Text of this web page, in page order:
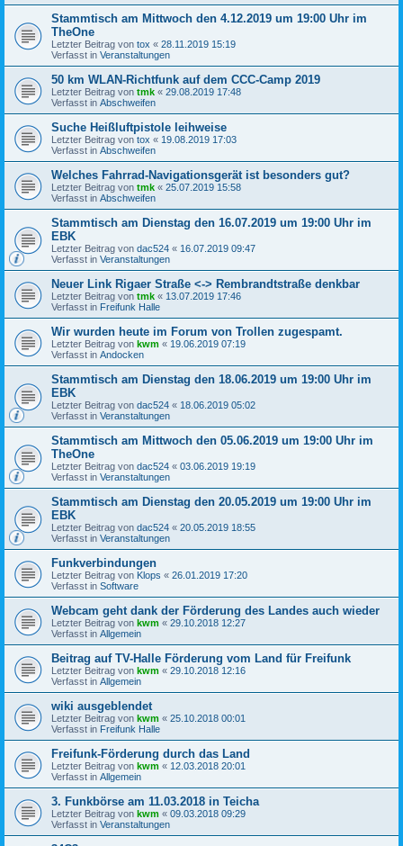
Stammtisch am Mittwoch den 4.12.2019 um 19:00 Uhr im
TheOne
Letzter Beitrag von tox « 28.11.2019 15:19
Verfasst in Veranstaltungen
50 km WLAN-Richtfunk auf dem CCC-Camp 2019
Letzter Beitrag von tmk « 29.08.2019 17:48
Verfasst in Abschweifen
Suche Heißluftpistole leihweise
Letzter Beitrag von tox « 19.08.2019 17:03
Verfasst in Abschweifen
Welches Fahrrad-Navigationsgerät ist besonders gut?
Letzter Beitrag von tmk « 25.07.2019 15:58
Verfasst in Abschweifen
Stammtisch am Dienstag den 16.07.2019 um 19:00 Uhr im
EBK
Letzter Beitrag von dac524 « 16.07.2019 09:47
Verfasst in Veranstaltungen
Neuer Link Rigaer Straße <-> Rembrandtstraße denkbar
Letzter Beitrag von tmk « 13.07.2019 17:46
Verfasst in Freifunk Halle
Wir wurden heute im Forum von Trollen zugespamt.
Letzter Beitrag von kwm « 19.06.2019 07:19
Verfasst in Andocken
Stammtisch am Dienstag den 18.06.2019 um 19:00 Uhr im
EBK
Letzter Beitrag von dac524 « 18.06.2019 05:02
Verfasst in Veranstaltungen
Stammtisch am Mittwoch den 05.06.2019 um 19:00 Uhr im
TheOne
Letzter Beitrag von dac524 « 03.06.2019 19:19
Verfasst in Veranstaltungen
Stammtisch am Dienstag den 20.05.2019 um 19:00 Uhr im
EBK
Letzter Beitrag von dac524 « 20.05.2019 18:55
Verfasst in Veranstaltungen
Funkverbindungen
Letzter Beitrag von Klops « 26.01.2019 17:20
Verfasst in Software
Webcam geht dank der Förderung des Landes auch wieder
Letzter Beitrag von kwm « 29.10.2018 12:27
Verfasst in Allgemein
Beitrag auf TV-Halle Förderung vom Land für Freifunk
Letzter Beitrag von kwm « 29.10.2018 12:16
Verfasst in Allgemein
wiki ausgeblendet
Letzter Beitrag von kwm « 25.10.2018 00:01
Verfasst in Freifunk Halle
Freifunk-Förderung durch das Land
Letzter Beitrag von kwm « 12.03.2018 20:01
Verfasst in Allgemein
3. Funkbörse am 11.03.2018 in Teicha
Letzter Beitrag von kwm « 09.03.2018 09:29
Verfasst in Veranstaltungen